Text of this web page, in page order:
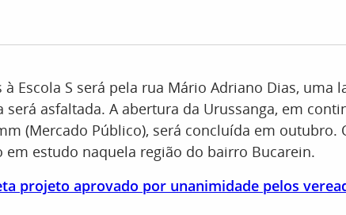
à Escola S será pela rua Mário Adriano Dias, uma
será asfaltada. A abertura da Urussanga, em
(Mercado Público), será concluída em outubro.
em estudo naquela região do bairro Bucarein.
projeto aprovado por unanimidade pelos